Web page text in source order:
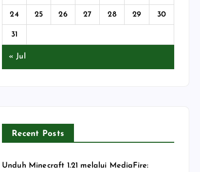
24 25 26 27 28 29 30
31
« Jul
Recent Posts
Unduh Minecraft 1.21 melalui MediaFire: